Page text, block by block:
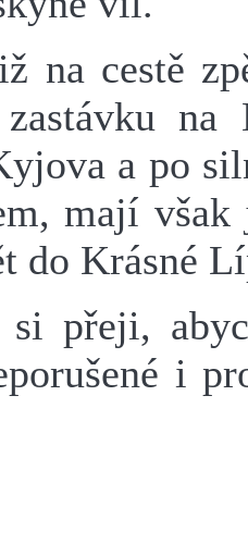
na cestě
na
a po
mají však
do Krásné
si přeji,
i